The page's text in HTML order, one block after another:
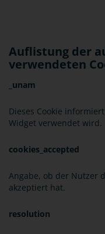
Auflistung der
verwendeten
_unam
Dieses Cookie
Widget verwendet wird.
cookies_accepted
Angabe, ob der Nutzer
akzeptiert hat.
resolution